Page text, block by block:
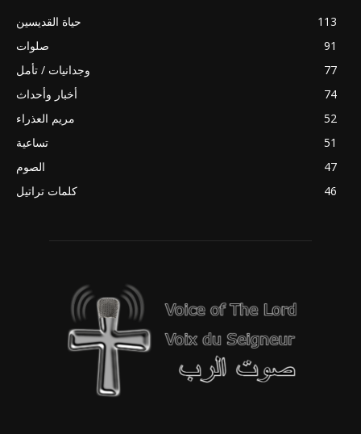
حياة القديسين
113
صلوات
91
وجدانيات / تأمل
77
أخبار وأحداث
74
مريم العذراء
52
تساعية
51
الصوم
47
كلمات تراتيل
46